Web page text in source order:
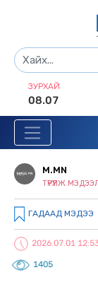
ЗУРХАЙ
08.07
M.MN
ТҮРҮҮЛЖ
ГАДААД МЭДЭЭ
2026.07.01
1405